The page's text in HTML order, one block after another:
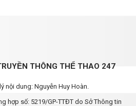
THÔNG THỂ THAO 247
nội dung: Nguyễn Huy Hoàn.
hợp số: 5219/GP-TTĐT do Sở Thông tin